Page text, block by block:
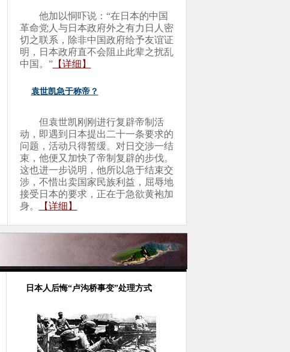
他加以恫吓说：“在日本的中国
革命党人与日本政府外之有力日人密
切之联系，除非中国政府给予友谊证
明，日本政府直不会阻止此辈之扰乱
中国。”【详细】
袁世凯急于称帝？
但袁世凯刚刚进行复辟帝制活
动，即遇到日本提出二十一条要求的
问题，活动只得暂缓。对日交涉一结
束，他便又加快了帝制复辟的步伐。
这也进一步说明，他所以急于结束交
涉，不惜出卖国家民族利益，屈辱地
接受日本的要求，正在于急欲黄袍加
身。
【详细】
日本人后悔“卢沟桥事变”处理方式